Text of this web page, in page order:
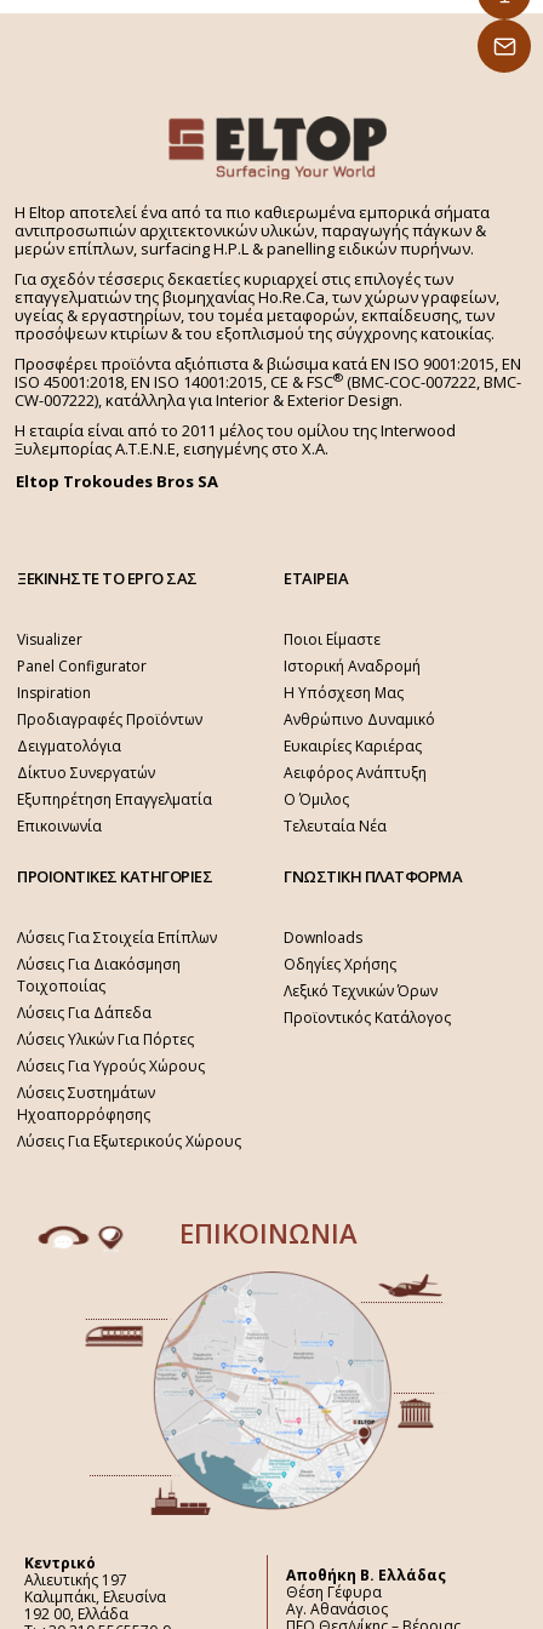
– Εύκολη μεταφορά και τοποθέτηση
H Eltop αποτελεί ένα από τα πιο καθιερωμένα εμπορικά σήματα
αντιπροσωπιών αρχιτεκτονικών υλικών, παραγωγής πάγκων &
μερών επίπλων, surfacing H.P.L & panelling ειδικών πυρήνων.
Για σχεδόν τέσσερις δεκαετίες κυριαρχεί στις επιλογές των
επαγγελματιών της βιομηχανίας Ho.Re.Ca, των χώρων γραφείων,
υγείας & εργαστηρίων, του τομέα μεταφορών, εκπαίδευσης, των
προσόψεων κτιρίων & του εξοπλισμού της σύγχρονης κατοικίας.
Προσφέρει προϊόντα αξιόπιστα & βιώσιμα κατά EN ISO 9001:2015, EN
ISO 45001:2018, EN ISO 14001:2015,CE & FSC® (BMC-COC-007222, BMC-
CW-007222), κατάλληλα για Interior & Exterior Design.
Η εταιρία είναι από το 2011 μέλος του ομίλου της Interwood
Ξυλεμπορίας Α.Τ.Ε.Ν.Ε, εισηγμένης στο Χ.A.
Eltop Trokoudes Bros SA
ΞΕΚΙΝΗΣΤΕ ΤΟ ΕΡΓΟ ΣΑΣ
Visualizer
Panel Configurator
Inspiration
Προδιαγραφές Προϊόντων
Δειγματολόγια
Δίκτυο Συνεργατών
Εξυπηρέτηση Επαγγελματία
Επικοινωνία
ΕΤΑΙΡΕΙΑ
Ποιοι Είμαστε
Ιστορική Αναδρομή
Η Υπόσχεση Μας
Ανθρώπινο Δυναμικό
Ευκαιρίες Καριέρας
Αειφόρος Ανάπτυξη
Ο Όμιλος
Τελευταία Νέα
ΠΡΟΙΟΝΤΙΚΕΣ ΚΑΤΗΓΟΡΙΕΣ
Λύσεις Για Στοιχεία Επίπλων
Λύσεις Για Διακόσμηση
Τοιχοποιίας
Λύσεις Για Δάπεδα
Λύσεις Υλικών Για Πόρτες
Λύσεις Για Υγρούς Χώρους
Λύσεις Συστημάτων
Ηχοαπορρόφησης
Λύσεις Για Εξωτερικούς Χώρους
ΓΝΩΣΤΙΚΗ ΠΛΑΤΦΟΡΜΑ
Downloads
Οδηγίες Χρήσης
Λεξικό Τεχνικών Όρων
Προϊοντικός Κατάλογος
ΕΠΙΚΟΙΝΩΝΙΑ
Κεντρικό
Αλιευτικής 197
Καλιμπάκι, Ελευσίνα
192 00, Ελλάδα
Aποθήκη Β. Ελλάδας
Θέση Γέφυρα
Αγ. Αθανάσιος